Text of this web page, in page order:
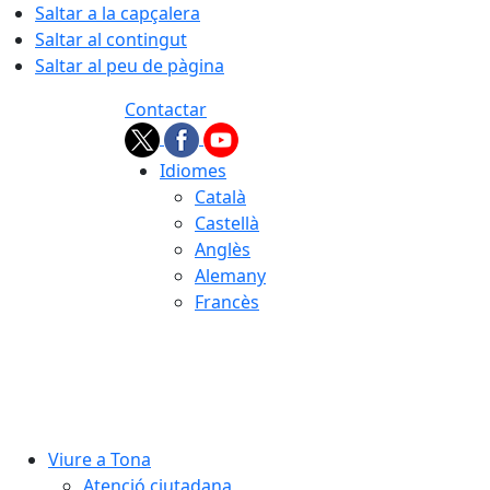
Saltar a la capçalera
Saltar al contingut
Saltar al peu de pàgina
Contactar
Idiomes
Català
Castellà
Anglès
Alemany
Francès
Viure a Tona